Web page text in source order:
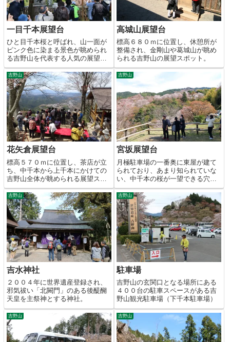
一目千本展望台
ひと目千本桜と呼ばれ、山一面が
ピンク色に染まる景色が眺められ
る吉野山を代表する人気の展望ス
ポットです。
高城山展望台
標高６８０ｍに位置し、休憩所が
整備され、金剛山や葛城山が眺め
られる吉野山の展望スポット。
吉野山
花矢倉展望台
標高５７０ｍに位置し、茶店が立
ち、中千本から上千本にかけての
吉野山全体が眺められる展望スポ
ット。
吉野山
宮坂展望台
月極駐車場の一番奥に東屋が建て
られており、あまり知られていな
い、中千本の桜が一望できる穴場
的なビュースポット。
吉野山
吉水神社
２００４年に世界遺産登録され、
邪気祓い「北闕門」のある後醍醐
天皇を主祭神とする神社。
吉野山
駐車場
吉野山の玄関口となる場所にある
４００台の駐車スペースがある吉
野山観光駐車場（下千本駐車場）
吉野山 吉野山